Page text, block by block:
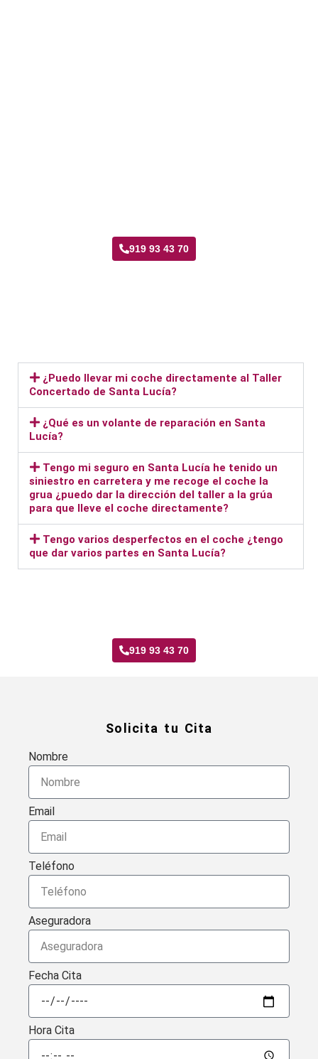
919 93 43 70
¿Puedo llevar mi coche directamente al Taller
Concertado de Santa Lucía?
¿Qué es un volante de reparación en Santa
Lucía?
Tengo mi seguro en Santa Lucía he tenido un
siniestro en carretera y me recoge el coche la
grua ¿puedo dar la dirección del taller a la grúa
para que lleve el coche directamente?
Tengo varios desperfectos en el coche ¿tengo
que dar varios partes en Santa Lucía?
919 93 43 70
Solicita tu Cita
Nombre
Email
Teléfono
Aseguradora
Fecha Cita
Hora Cita